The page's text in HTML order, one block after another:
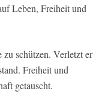
Leben, Freiheit und
schützen. Verletzt er
Freiheit und
getauscht.